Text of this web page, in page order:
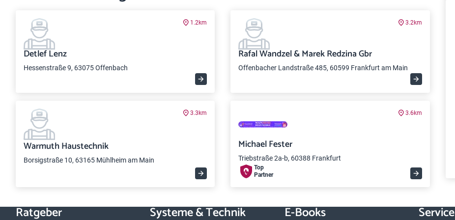
1.2km
Detlef Lenz
Hessenstraße 9, 63075 Offenbach
3.2km
Rafal Wandzel & Marek Redzina Gbr
Offenbacher Landstraße 485, 60599 Frankfurt am Main
3.3km
Warmuth Haustechnik
Borsigstraße 10, 63165 Mühlheim am Main
3.6km
Michael Fester
Triebstraße 2a-b, 60388 Frankfurt
Top
Partner
Ratgeber Systeme & Technik E-Books Service